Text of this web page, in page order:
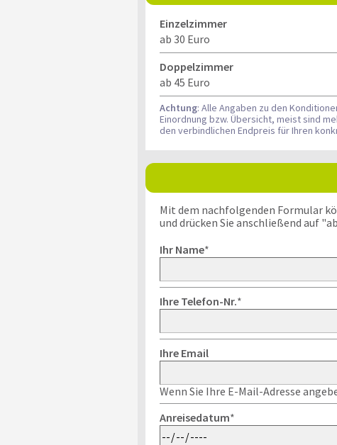
Einzelzimmer
ab 30 Euro
Doppelzimmer
ab 45 Euro
Achtung: Alle Angaben zu den
Einordnung bzw. Übersicht, meist sind
den verbindlichen Endpreis für Ihren
Mit dem nachfolgenden Formular
und drücken Sie anschließend auf
Ihr Name*
Ihre Telefon-Nr.*
Ihre Email
Wenn Sie Ihre E-Mail-Adresse
Anreisedatum*